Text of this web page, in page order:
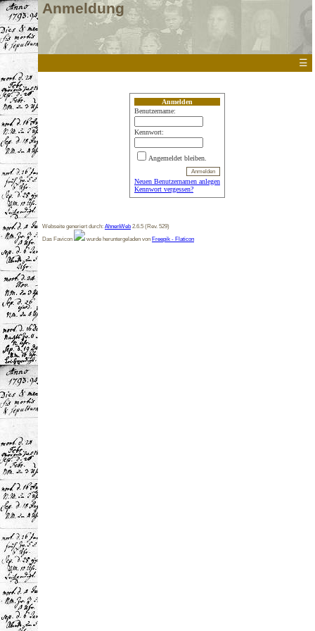
Anmeldung
☰
Anmelden
Benutzername:
Kennwort:
Angemeldet bleiben.
Neuen Benutzernamen anlegen
Kennwort vergessen?
Webseite generiert durch: AhnenWeb 2.6.5 (Rev. 529)
Das Favicon
wurde heruntergeladen von Freepik - Flaticon